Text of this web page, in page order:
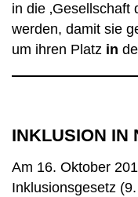
in die ‚Gesellschaft
werden, damit sie
um ihren Platz in
INKLUSION IN
Am 16. Oktober
Inklusionsgesetz